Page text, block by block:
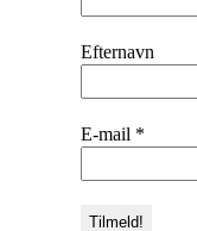
Efternavn
E-mail *